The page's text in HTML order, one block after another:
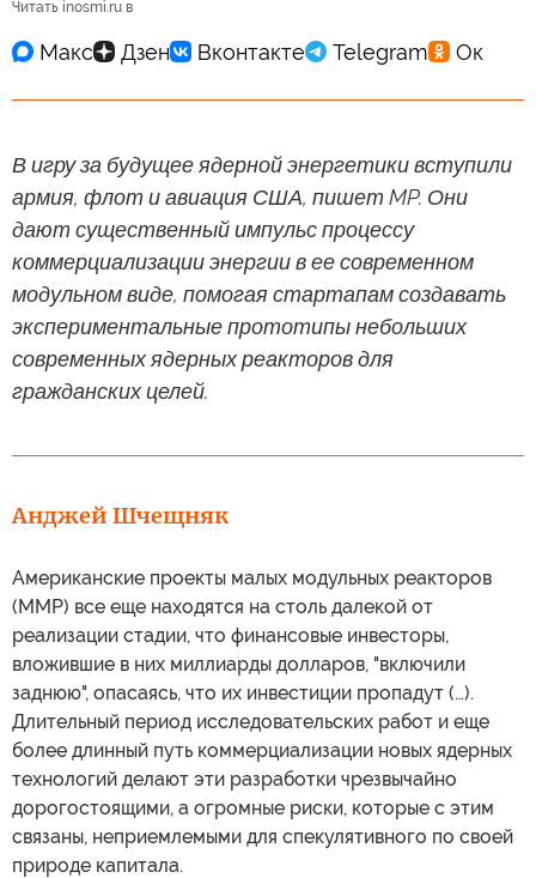
Читать inosmi.ru в
В игру за будущее ядерной энергетики вступили
армия, флот и авиация США, пишет MP. Они
дают существенный импульс процессу
коммерциализации энергии в ее современном
модульном виде, помогая стартапам создавать
экспериментальные прототипы небольших
современных ядерных реакторов для
гражданских целей.
Анджей Шчещняк
Американские проекты малых модульных реакторов
(ММР) все еще находятся на столь далекой от
реализации стадии, что финансовые инвесторы,
вложившие в них миллиарды долларов, "включили
заднюю", опасаясь, что их инвестиции пропадут (…).
Длительный период исследовательских работ и еще
более длинный путь коммерциализации новых ядерных
технологий делают эти разработки чрезвычайно
дорогостоящими, а огромные риски, которые с этим
связаны, неприемлемыми для спекулятивного по своей
природе капитала.